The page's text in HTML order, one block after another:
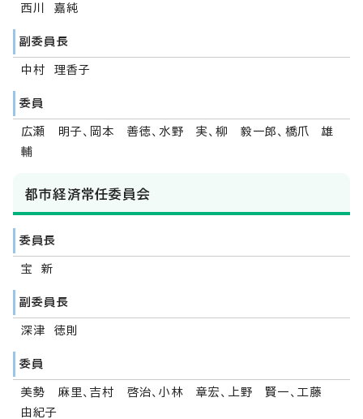
西川 嘉純
副委員長
中村 理香子
委員
広瀬 明子、岡本 善徳、水野 実、柳 毅一郎、橋爪 雄
輔
都市経済常任委員会
委員長
宝 新
副委員長
深津 徳則
委員
美勢 麻里、吉村 啓治、小林 章宏、上野 賢一、工藤
由紀子